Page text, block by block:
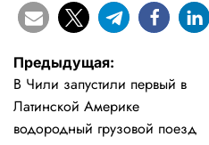
Навигация
по
записям
Предыдущая:
В Чили запустили первый в
Латинской Америке
водородный грузовой поезд